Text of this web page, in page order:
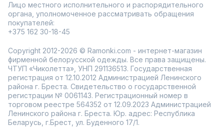
Лицо местного исполнительного и распорядительного
органа, уполномоченное рассматривать обращения
покупателей:
+375 162 30-18-45
Copyright 2012-2026 © Ramonki.com - интернет-магазин
фирменной белорусской одежды. Все права защищены.
ЧТУП «Чиколетта», УНП 291136513. Государственная
регистрация от 12.10.2012 Администрацией Ленинского
района г. Бреста. Свидетельство о государственной
регистрации № 0061143. Регистрационный номер в
торговом реестре 564352 от 12.09.2023 Администрацией
Ленинского района г. Бреста. Юр. адрес: Республика
Беларусь, г.Брест, ул. Буденного 17/1.